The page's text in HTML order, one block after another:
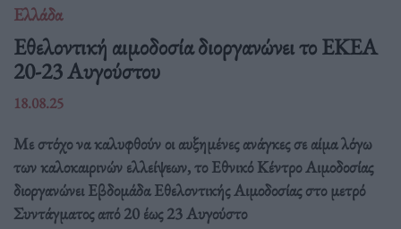
Ελλάδα
Eθελοντική αιμοδοσία διοργανώνει το ΕΚΕΑ
20-23 Αυγούστου
18.08.25
Με στόχο να καλυφθούν οι αυξημένες ανάγκες σε αίμα λόγω
των καλοκαιρινών ελλείψεων, το Εθνικό Κέντρο Αιμοδοσίας
διοργανώνει Εβδομάδα Εθελοντικής Αιμοδοσίας στο μετρό
Συντάγματος από 20 έως 23 Αυγούστο